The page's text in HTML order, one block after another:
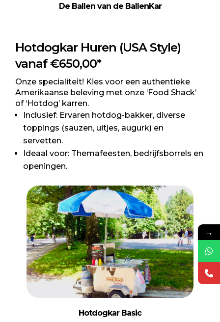
De Ballen van de BallenKar
Hotdogkar Huren (USA Style)
vanaf €650,00*
Onze specialiteit! Kies voor een authentieke
Amerikaanse beleving met onze ‘Food Shack’
of ‘Hotdog’ karren.
Inclusief: Ervaren hotdog-bakker, diverse
toppings (sauzen, uitjes, augurk) en
servetten.
Ideaal voor: Themafeesten, bedrijfsborrels en
openingen.
Hotdogkar Basic
→